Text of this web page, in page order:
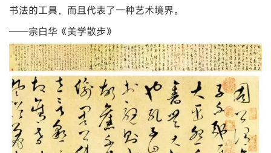
（南宋）赵佶《欲借风霜二诗帖》
中国文明最高尚者不在画，画之上有书法，书法之上有诗
词，诗词之上有音乐，音乐之上有中国先圣的哲理。那是老